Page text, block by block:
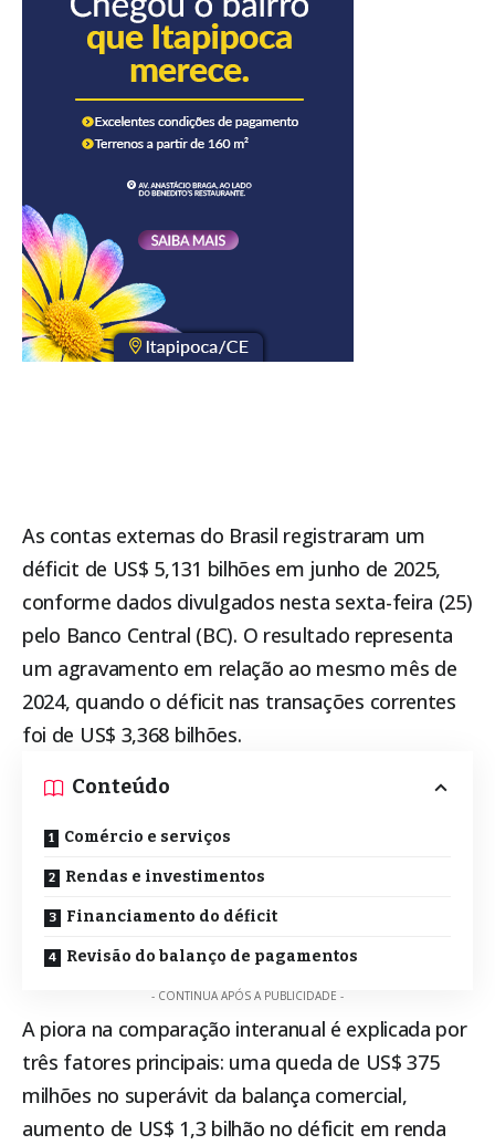
As contas externas do Brasil registraram um
déficit de US$ 5,131 bilhões em junho de 2025,
conforme dados divulgados nesta sexta-feira (25)
pelo Banco Central (BC). O resultado representa
um agravamento em relação ao mesmo mês de
2024, quando o déficit nas transações correntes
foi de US$ 3,368 bilhões.
Conteúdo
Comércio e serviços
Rendas e investimentos
Financiamento do déficit
Revisão do balanço de pagamentos
- CONTINUA APÓS A PUBLICIDADE -
A piora na comparação interanual é explicada por
três fatores principais: uma queda de US$ 375
milhões no superávit da balança comercial,
aumento de US$ 1,3 bilhão no déficit em renda